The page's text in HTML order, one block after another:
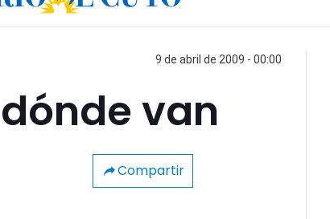
9 de abril de 2009 - 00:00
van
Compartir